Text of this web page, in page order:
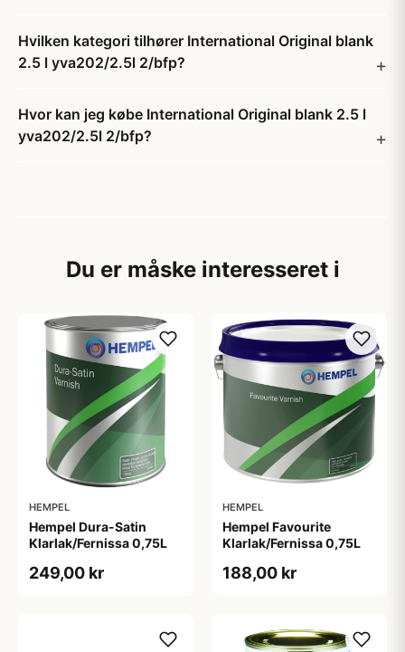
Hvilken kategori tilhører International Original blank
2.5 l yva202/2.5l 2/bfp?
Hvor kan jeg købe International Original blank 2.5 l
yva202/2.5l 2/bfp?
Du er måske interesseret i
HEMPEL
Hempel Dura-Satin
Klarlak/Fernissa 0,75L
249,00 kr
HEMPEL
Hempel Favourite
Klarlak/Fernissa 0,75L
188,00 kr